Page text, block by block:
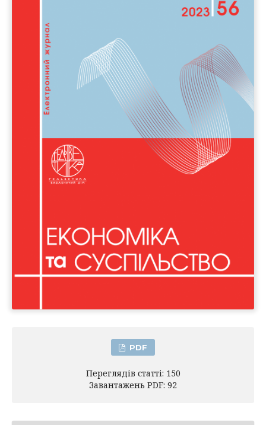
PDF
Переглядів статті: 150
Завантажень PDF: 92